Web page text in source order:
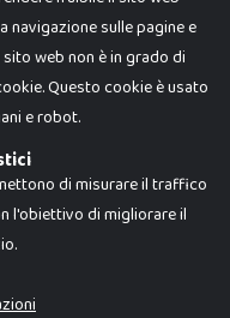
Ogni riproduzione o utilizzo non
differire da quanto esposto in
navigazione sulle pagine e
web non è in grado di
Questo cookie è usato
e robot.
di misurare il traffico
l'obiettivo di migliorare il